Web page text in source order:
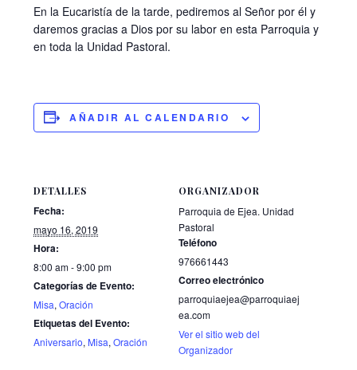
En la Eucaristía de la tarde, pediremos al Señor por él y
daremos gracias a Dios por su labor en esta Parroquia y
en toda la Unidad Pastoral.
AÑADIR AL CALENDARIO
DETALLES
Fecha:
mayo 16, 2019
Hora:
8:00 am - 9:00 pm
Categorías de Evento:
Misa,Oración
Etiquetas del Evento:
Aniversario, Misa,Oración
ORGANIZADOR
Parroquia de Ejea. Unidad
Pastoral
Teléfono
976661443
Correo electrónico
parroquiaejea@parroquiaej
ea.com
Ver el sitio web del
Organizador